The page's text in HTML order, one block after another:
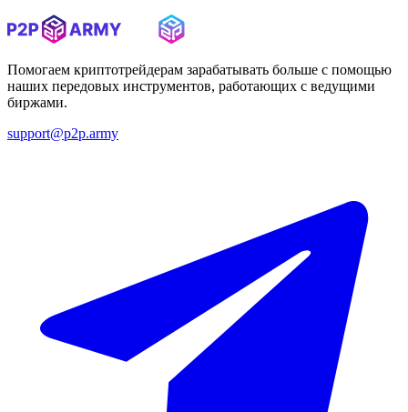
Помогаем криптотрейдерам зарабатывать больше с помощью
наших передовых инструментов, работающих с ведущими
биржами.
support@p2p.army